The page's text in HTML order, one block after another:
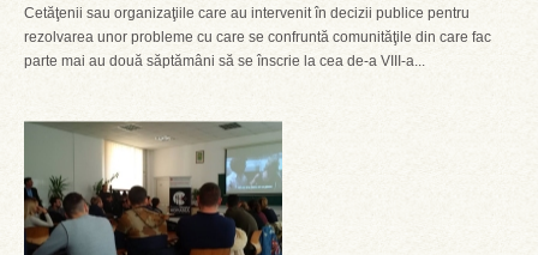
Cetăţenii sau organizaţiile care au intervenit în decizii publice pentru
rezolvarea unor probleme cu care se confruntă comunităţile din care fac
parte mai au două săptămâni să se înscrie la cea de-a VIII-a...